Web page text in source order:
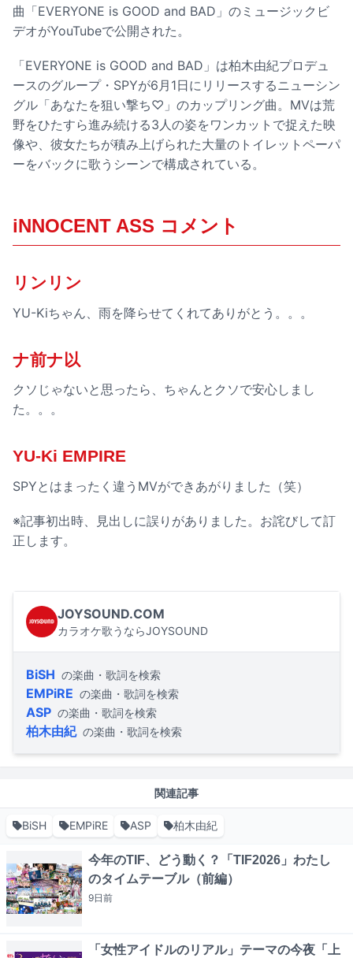
曲「EVERYONE is GOOD and BAD」のミュージックビ
デオがYouTubeで公開された。
「EVERYONE is GOOD and BAD」は柏木由紀プロデュ
ースのグループ・SPYが6月1日にリリースするニューシン
グル「あなたを狙い撃ち♡」のカップリング曲。MVは荒
野をひたすら進み続ける3人の姿をワンカットで捉えた映
像や、彼女たちが積み上げられた大量のトイレットペーパ
ーをバックに歌うシーンで構成されている。
iNNOCENT ASS コメント
リンリン
YU-Kiちゃん、雨を降らせてくれてありがとう。。。
ナ前ナ以
クソじゃないと思ったら、ちゃんとクソで安心しまし
た。。。
YU-Ki EMPIRE
SPYとはまったく違うMVができあがりました（笑）
※記事初出時、見出しに誤りがありました。お詫びして訂
正します。
JOYSOUND.COM
カラオケ歌うならJOYSOUND
BiSH の楽曲・歌詞を検索
EMPiRE の楽曲・歌詞を検索
ASP の楽曲・歌詞を検索
柏木由紀 の楽曲・歌詞を検索
関連記事
BiSH EMPiRE ASP 柏木由紀
今年のTIF、どう動く？「TIF2026」わたし
のタイムテーブル（前編）
9日前
「女性アイドルのリアル」テーマの今夜「上